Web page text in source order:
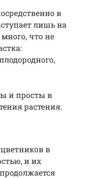
в
лишь на
что не
и просты в
растения.
в
и их